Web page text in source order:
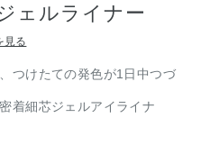
ェルライナー
見る
つけたての発色が1日中つづ
着細芯ジェルアイライナ